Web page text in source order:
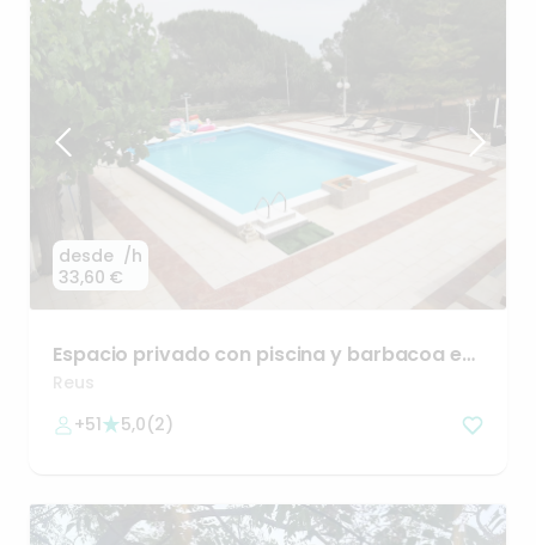
desde
33,60 €
/h
Espacio privado con piscina y barbacoa en
Reus
Reus
+51
5,0(2)